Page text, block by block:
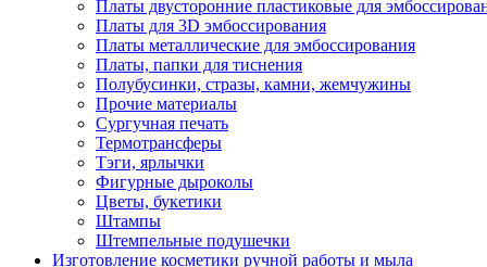
Платы двусторонние пластиковые для
Платы для 3D эмбоссирования
Платы металлические для эмбоссирования
Платы, папки для тиснения
Полубусинки, стразы, камни, жемчужины
Прочие материалы
Сургучная печать
Термотрансферы
Тэги, ярлычки
Фигурные дыроколы
Цветы, букетики
Штампы
Штемпельные подушечки
Изготовление косметики ручной работы и мыла